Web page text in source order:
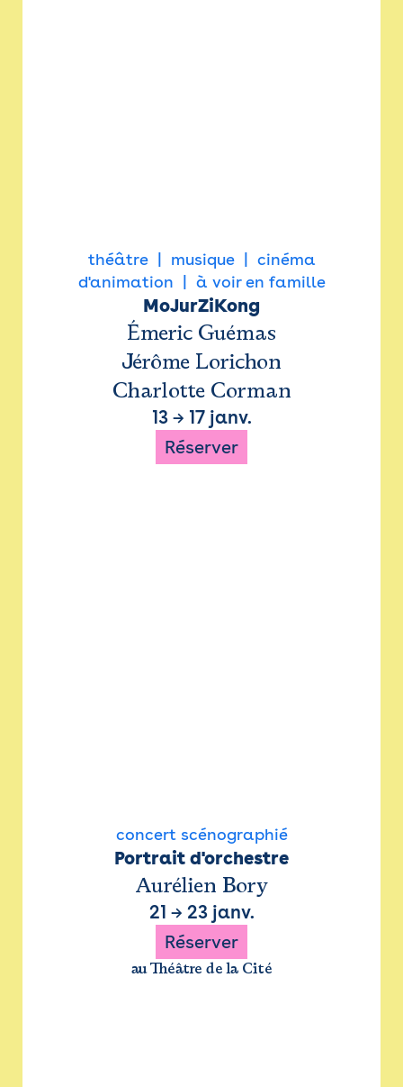
théâtre musique
cinéma
d'animation
à voir en famille
MoJurZiKong
Émeric Guémas
Jérôme Lorichon
Charlotte Corman
13→ 17 janv.
Réserver
concert scénographié
Portrait d'orchestre
Aurélien Bory
21 → 23 janv.
Réserver
au Théâtre de la Cité